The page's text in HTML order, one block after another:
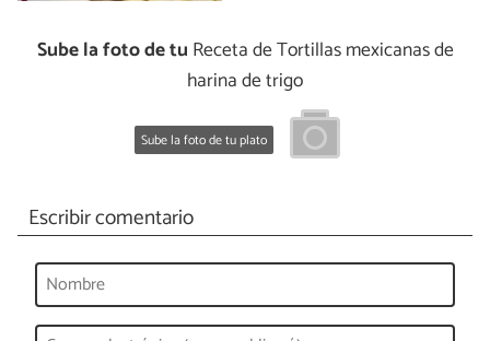
Sube la foto de tu Receta de Tortillas mexicanas de
harina de trigo
Sube la foto de tu plato
Escribir comentario